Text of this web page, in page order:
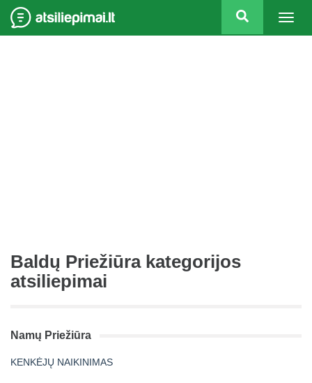
Baldų Priežiūra kategorijos
atsiliepimai
Namų Priežiūra
KENKĖJŲ NAIKINIMAS